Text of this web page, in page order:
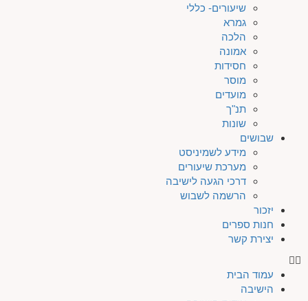
שיעורים- כללי
גמרא
הלכה
אמונה
חסידות
מוסר
מועדים
תנ"ך
שונות
שבושים
מידע לשמיניסט
מערכת שיעורים
דרכי הגעה לישיבה
הרשמה לשבוש
יזכור
חנות ספרים
יצירת קשר
עמוד הבית
הישיבה